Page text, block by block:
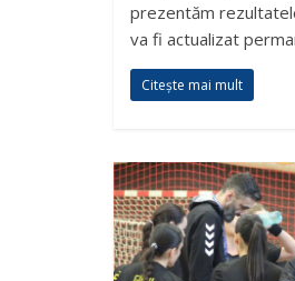
prezentăm
va fi actualizat
Citește mai mult